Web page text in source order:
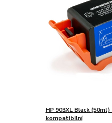
HP 903XL Black
kompatibilní